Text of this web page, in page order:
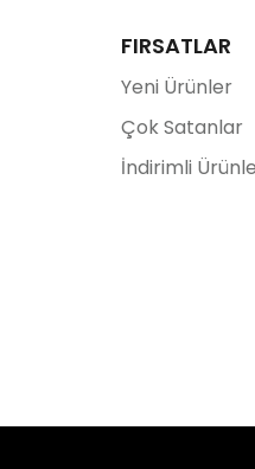
FIRSATLAR
Yeni Ürünler
Çok Satanlar
İndirimli